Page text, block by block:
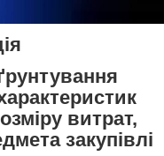
витрат,
закупівлі